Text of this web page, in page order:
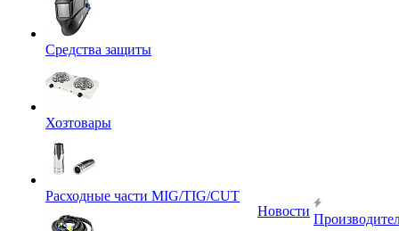
Средства защиты
Хозтовары
Расходные части MIG/TIG/CUT
Новости